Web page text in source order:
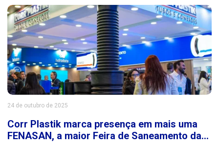
24 de outubro de 2025
Corr Plastik marca presença em mais uma
FENASAN, a maior Feira de Saneamento da